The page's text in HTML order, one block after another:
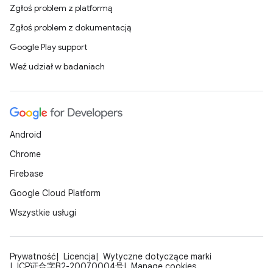
Zgłoś problem z platformą
Zgłoś problem z dokumentacją
Google Play support
Weź udział w badaniach
Android
Chrome
Firebase
Google Cloud Platform
Wszystkie usługi
Prywatność Licencja
Wytyczne dotyczące marki